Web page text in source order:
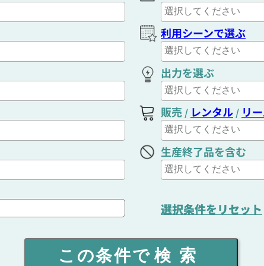
利用シーンで選ぶ
出力を選ぶ
販売 / レンタル / リ
生産終了品を含む
選択条件をリセット
この条件で 検索